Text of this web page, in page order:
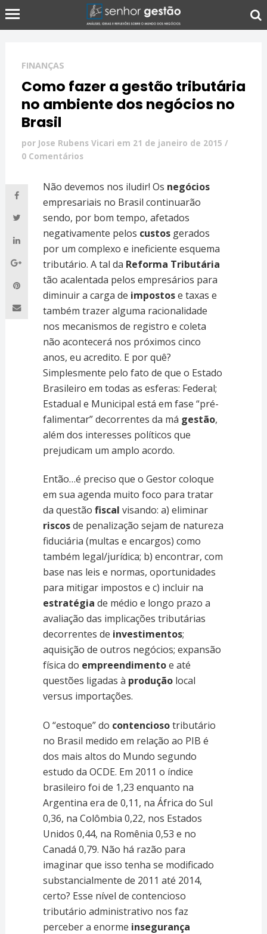
FINANÇAS
Como fazer a gestão tributária
no ambiente dos negócios no
Brasil
por Jose Rubens Vicari em 21 de janeiro de 2015 /
0 Comentários
Não devemos nos iludir! Os negócios
empresariais no Brasil continuarão
sendo, por bom tempo, afetados
negativamente pelos custos gerados
por um complexo e ineficiente esquema
tributário. A tal da Reforma Tributária
tão acalentada pelos empresários para
diminuir a carga de impostose taxas e
também trazer alguma racionalidade
nos mecanismos de registro e coleta
não acontecerá nos próximos cinco
anos, eu acredito. E por quê?
Simplesmente pelo fato de que o Estado
Brasileiro em todas as esferas: Federal;
Estadual e Municipal está em fase “pré-
falimentar” decorrentes da má gestão,
além dos interesses políticos que
prejudicam um amplo acordo.
Então…é preciso que o Gestor coloque
em sua agenda muito foco para tratar
da questão fiscal visando: a) eliminar
riscosde penalização sejam de natureza
fiduciária (multas e encargos) como
também legal/jurídica; b) encontrar, com
base nas leis e normas, oportunidades
para mitigar impostos e c) incluir na
estratégia de médio e longo prazo a
avaliação das implicações tributárias
decorrentes de investimentos;
aquisição de outros negócios; expansão
física do empreendimentoe até
questões ligadas à produção local
versus importações.
O “estoque” do contenciosotributário
no Brasil medido em relação ao PIB é
dos mais altos do Mundo segundo
estudo da OCDE. Em 2011 o índice
brasileiro foi de 1,23 enquanto na
Argentina era de 0,11, na África do Sul
0,36, na Colômbia 0,22, nos Estados
Unidos 0,44, na Romênia 0,53 e no
Canadá 0,79. Não há razão para
imaginar que isso tenha se modificado
substancialmente de 2011 até 2014,
certo? Esse nível de contencioso
tributário administrativo nos faz
perceber a enorme insegurança